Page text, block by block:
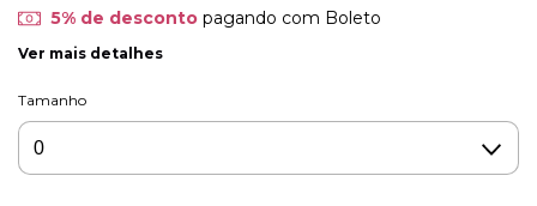
5% de descontopagando com Boleto
Ver mais detalhes
Tamanho